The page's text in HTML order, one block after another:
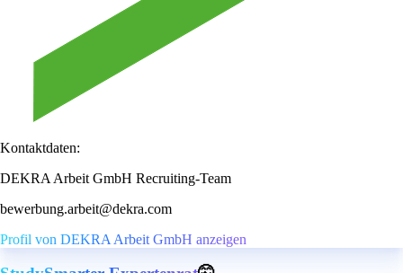
Kontaktdaten:
DEKRA Arbeit GmbH Recruiting-Team
bewerbung.arbeit@dekra.com
Profil von DEKRA Arbeit GmbH anzeigen